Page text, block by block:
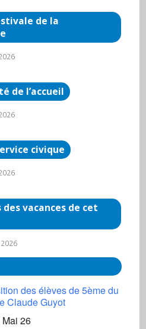
de la
de l’accueil
civique
des vacances de cet
des élèves de 5ème du
Claude Guyot
Mai 26